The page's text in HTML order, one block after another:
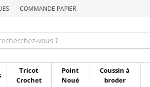
COMMANDE PAPIER
Tricot
Crochet
Point
Noué
Coussin à
broder